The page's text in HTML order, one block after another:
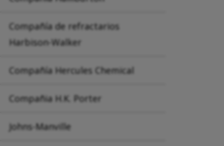
Compañía de refractarios
Harbison-Walker
Compañía Hercules Chemical
Compañia H.K. Porter
Johns-Manville